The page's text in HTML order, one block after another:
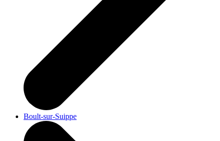
Boult-sur-Suippe